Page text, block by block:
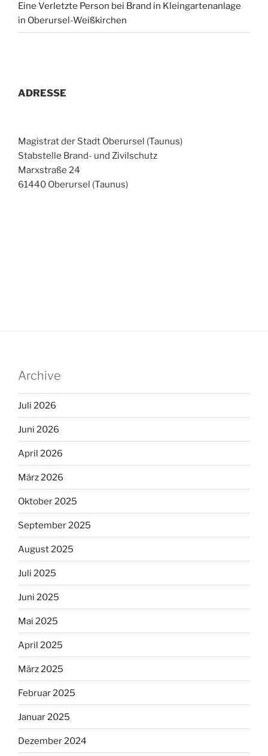
Eine Verletzte Person bei Brand in Kleingartenanlage
in Oberursel-Weißkirchen
ADRESSE
Magistrat der Stadt Oberursel (Taunus)
Stabstelle Brand- und Zivilschutz
Marxstraße 24
61440 Oberursel (Taunus)
Archive
Juli 2026
Juni 2026
April 2026
März 2026
Oktober 2025
September 2025
August 2025
Juli 2025
Juni 2025
Mai 2025
April 2025
März 2025
Februar 2025
Januar 2025
Dezember 2024